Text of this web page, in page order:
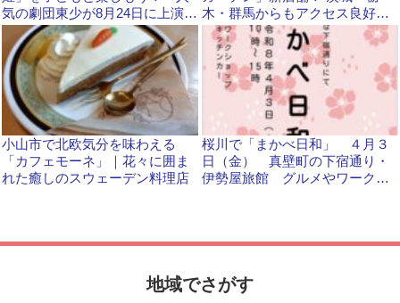
気の劇団東少が8月24日に上演し
ます
木・群馬からもアクセス良好で
す
小山市で北欧気分を味わえる
「カフェモーネ」｜花々に囲ま
れた癒しのスウェーデン料理店
桜川で「まかべ日和」 ４月３
日（金） 真壁町の下宿通り・
伊勢屋旅館 グルメやワークシ
地域でさがす